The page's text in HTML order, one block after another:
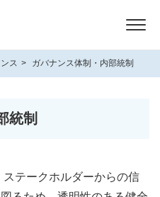
ス ガバナンス体制・内部統制
統制
テークホルダーからの信